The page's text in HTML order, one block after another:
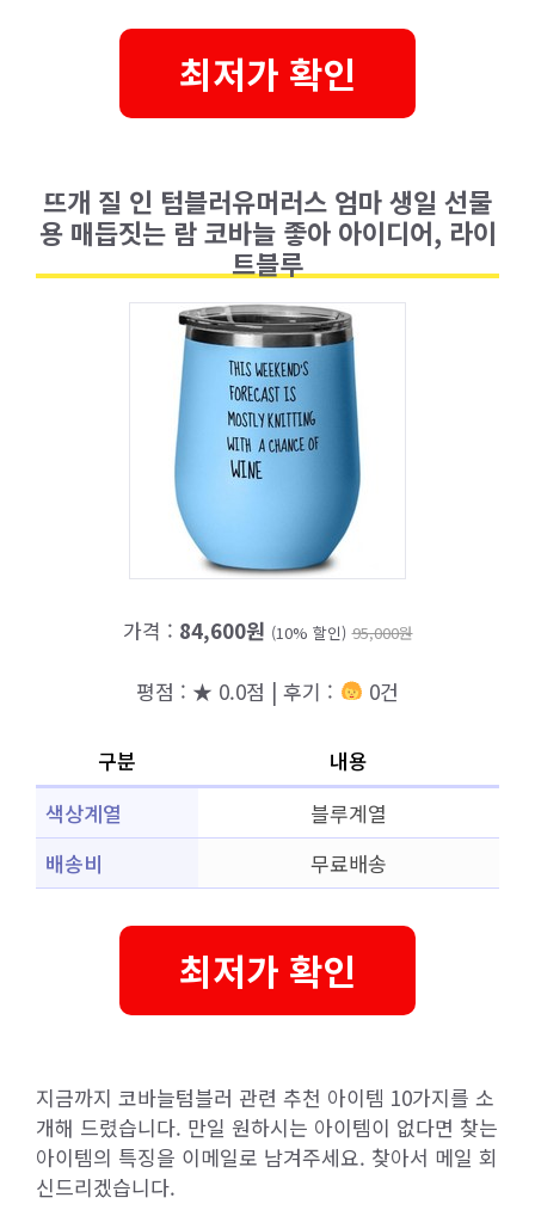
최저가 확인
뜨개 질 인 텀블러유머러스 엄마 생일 선물
용 매듭짓는 람 코바늘 좋아 아이디어, 라이
트블루
가격 : 84,600원 (10% 할인) 95,000원
평점 : ★ 0.0점 | 후기 : 0건
구분
내용
색상계열
블루계열
배송비
무료배송
최저가 확인
지금까지 코바늘텀블러 관련 추천 아이템 10가지를 소
개해 드렸습니다. 만일 원하시는 아이템이 없다면 찾는
아이템의 특징을 이메일로 남겨주세요. 찾아서 메일 회
신드리겠습니다.